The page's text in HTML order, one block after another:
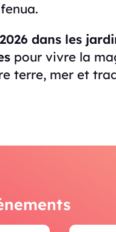
dans les
pour vivre la
terre, mer et